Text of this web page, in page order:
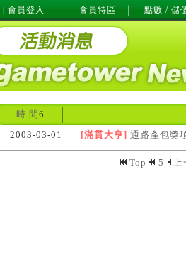
| 會員登入 會員特區 點數 / 儲
時 間 6
2003-03-01
[滿貫大亨] 通路產包獎
Top 5 上